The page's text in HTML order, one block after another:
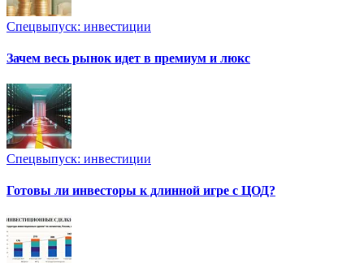
Спецвыпуск: инвестиции
Зачем весь рынок идет в премиум и люкс
Спецвыпуск: инвестиции
Готовы ли инвесторы к длинной игре с ЦОД?